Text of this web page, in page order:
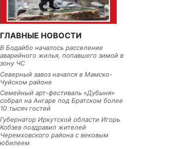
ГЛАВНЫЕ НОВОСТИ
В Бодайбо началось расселение
аварийного жилья, попавшего зимой в
зону ЧС
Северный завоз начался в Мамско-
Чуйском районе
Семейный арт-фестиваль «Дубыня»
собрал на Ангаре под Братском более
10 тысяч гостей
Губернатор Иркутской области Игорь
Кобзев поздравил жителей
Черемховского района с вековым
юбилеем